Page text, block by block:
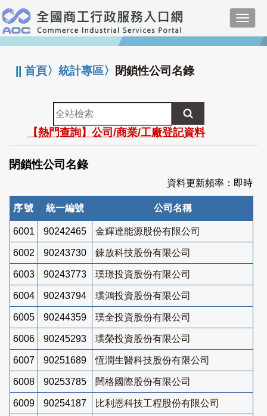
跳
到
主
要
:::
||首頁〉統計專區〉 閉鎖性公司名錄
全
站
檢
索
【熱門查詢】公司/商業/工廠登記資料
閉鎖性公司名錄
資料更新頻率：即時
序號 統一編號 公司名稱
6001 90242465 金輝達能源股份有限公司
6002 90243730 錸放科技股份有限公司
6003 90243773 璞璟投資股份有限公司
6004 90243794 璞鴻投資股份有限公司
6005 90244359 璞全投資股份有限公司
6006 90245293 璞榮投資股份有限公司
6007 90251689 恆潤生醫科技股份有限公司
6008 90253785 闊格國際股份有限公司
6009 90254187 比利恩科技工程股份有限公司